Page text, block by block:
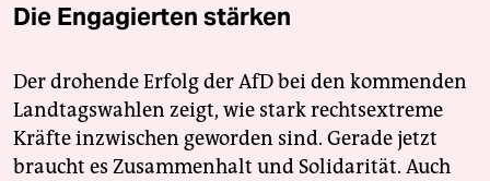
Die Engagierten stärken
Der drohende Erfolg der AfD bei den kommenden
Landtagswahlen zeigt, wie stark rechtsextreme
Kräfte inzwischen geworden sind. Gerade jetzt
braucht es Zusammenhalt und Solidarität. Auch